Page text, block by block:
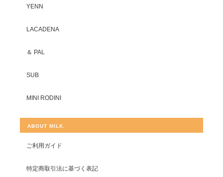
YENN
LACADENA
＆ PAL
SUB
MINI RODINI
ABOUT MILK.
ご利用ガイド
特定商取引法に基づく表記